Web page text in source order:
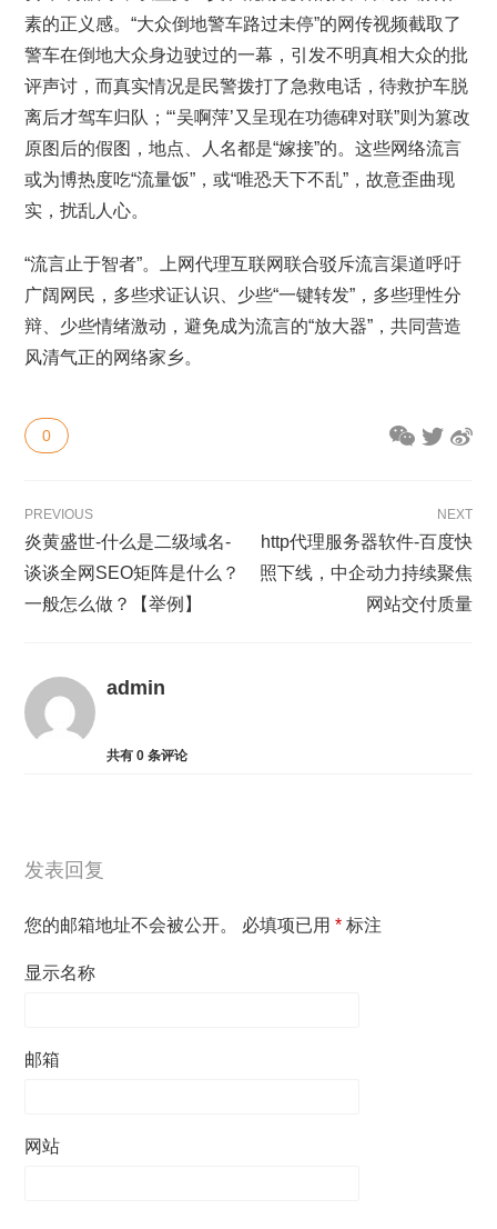
素的正义感。“大众倒地警车路过未停”的网传视频截取了
警车在倒地大众身边驶过的一幕，引发不明真相大众的批
评声讨，而真实情况是民警拨打了急救电话，待救护车脱
离后才驾车归队；“‘吴啊萍’又呈现在功德碑对联”则为篡改
原图后的假图，地点、人名都是“嫁接”的。这些网络流言
或为博热度吃“流量饭”，或“唯恐天下不乱”，故意歪曲现
实，扰乱人心。
“流言止于智者”。上网代理互联网联合驳斥流言渠道呼吁
广阔网民，多些求证认识、少些“一键转发”，多些理性分
辩、少些情绪激动，避免成为流言的“放大器”，共同营造
风清气正的网络家乡。
0
PREVIOUS
炎黄盛世-什么是二级域名-
谈谈全网SEO矩阵是什么？
一般怎么做？【举例】
NEXT
http代理服务器软件-百度快
照下线，中企动力持续聚焦
网站交付质量
admin
共有0 条评论
发表回复
您的邮箱地址不会被公开。 必填项已用* 标注
显示名称
邮箱
网站